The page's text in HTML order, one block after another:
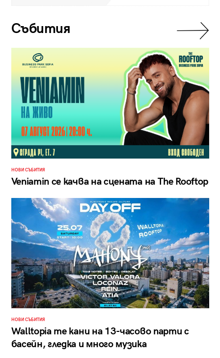
Събития
НОВИ СЪБИТИЯ
Veniamin се качва на сцената на The Rooftop
НОВИ СЪБИТИЯ
Walltopia те кани на 13-часово парти с
басейн, гледка и много музика